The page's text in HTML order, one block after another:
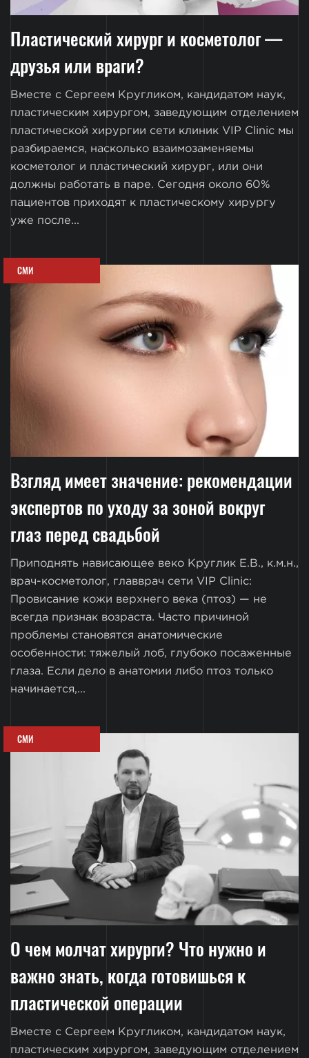
Пластический хирург и косметолог —
друзья или враги?
Вместе с Сергеем Кругликом, кандидатом наук,
пластическим хирургом, заведующим отделением
пластической хирургии сети клиник VIP Clinic мы
разбираемся, насколько взаимозаменяемы
косметолог и пластический хирург, или они
должны работать в паре. Сегодня около 60%
пациентов приходят к пластическому хирургу
уже после...
СМИ
Взгляд имеет значение: рекомендации
экспертов по уходу за зоной вокруг
глаз перед свадьбой
Приподнять нависающее веко Круглик Е.В., к.м.н.,
врач-косметолог, главврач сети VIP Clinic:
Провисание кожи верхнего века (птоз) — не
всегда признак возраста. Часто причиной
проблемы становятся анатомические
особенности: тяжелый лоб, глубоко посаженные
глаза. Если дело в анатомии либо птоз только
начинается,...
СМИ
О чем молчат хирурги? Что нужно и
важно знать, когда готовишься к
пластической операции
Вместе с Сергеем Кругликом, кандидатом наук,
пластическим хирургом, заведующим отделением